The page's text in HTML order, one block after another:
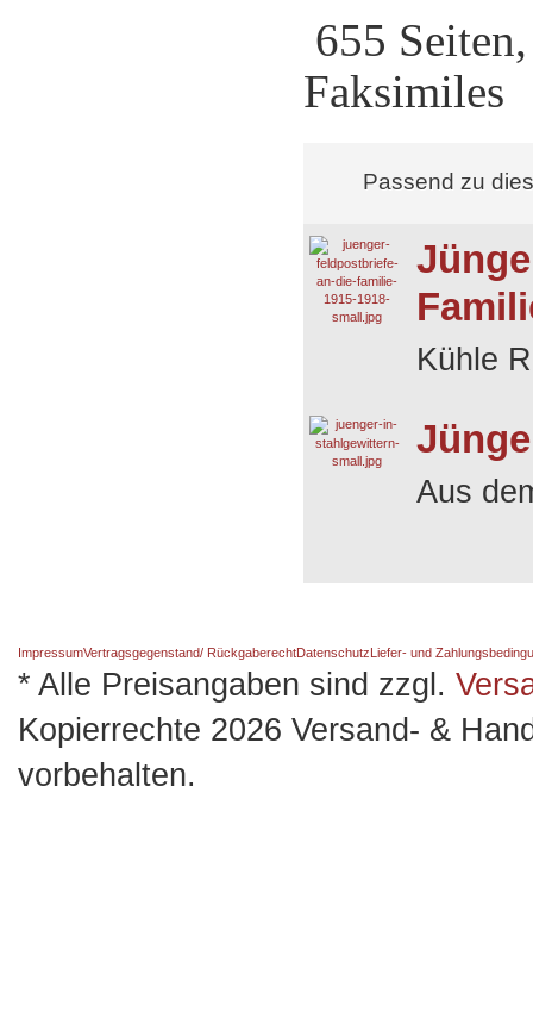
655
Faksimiles
Passend zu
Kühle
Aus
ImpressumVertragsgegenstand/ RückgaberechtDatenschutzLiefer- und
* Alle Preisangaben sind zzgl.
Kopierrechte 2026 Versand- &
vorbehalten.